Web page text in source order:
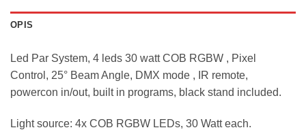
OPIS
Led Par System, 4 leds 30 watt COB RGBW , Pixel
Control, 25° Beam Angle, DMX mode , IR remote,
powercon in/out, built in programs, black stand included.
Light source: 4x COB RGBW LEDs, 30 Watt each.